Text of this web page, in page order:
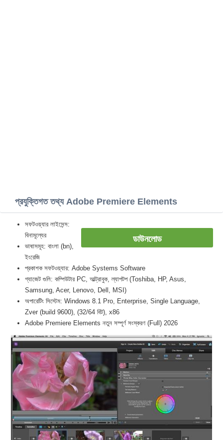
প্রযুক্তিগত তথ্য Adobe Premiere Elements
ডাউনলোড
সফটওয়্যার লাইসেন্স:
বিনামূল্যের
ভাষাসমূহ: বাংলা (bn),
ইংরেজি
প্রকাশক সফটওয়্যার: Adobe Systems Software
গ্যাজেট গুলি: কম্পিউটার PC, আল্ট্রাবুক, ল্যাপটপ (Toshiba, HP, Asus,
Samsung, Acer, Lenovo, Dell, MSI)
অপারেটিং সিস্টেম: Windows 8.1 Pro, Enterprise, Single Language,
Zver (build 9600), (32/64 বিট), x86
Adobe Premiere Elements নতুন সম্পূর্ণ সংস্করণ (Full) 2026